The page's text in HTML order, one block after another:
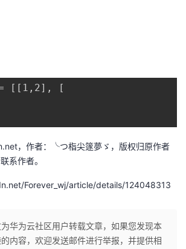
= [[1,2], [
，作者：╰つ栺尖篴夢ゞ，版权归原作者
系作者。
Forever_wj/article/details/124048313
为华为云社区用户转载文章，如果您发现本
内容，欢迎发送邮件进行举报，并提供相